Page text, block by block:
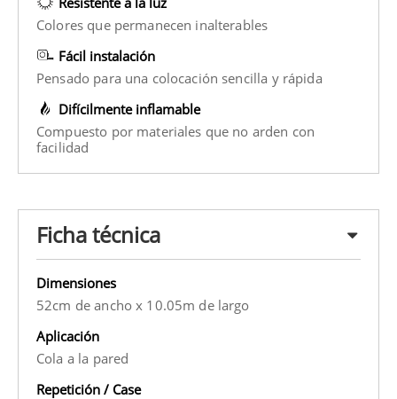
Colores que permanecen inalterables
Fácil instalación
Pensado para una colocación sencilla y rápida
Difícilmente inflamable
Compuesto por materiales que no arden con
facilidad
Ficha técnica
Dimensiones
52cm de ancho x 10.05m de largo
Aplicación
Cola a la pared
Repetición / Case